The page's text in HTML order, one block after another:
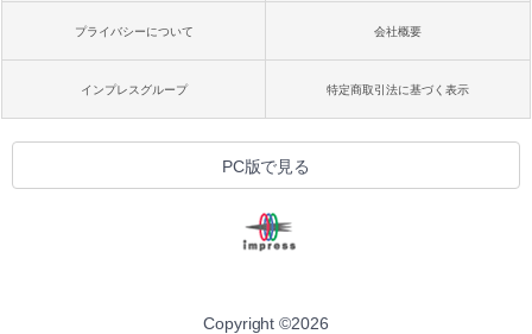
プライバシーについて 会社概要
インプレスグループ 特定商取引法に基づく表示
PC版で見る
Copyright ©2026